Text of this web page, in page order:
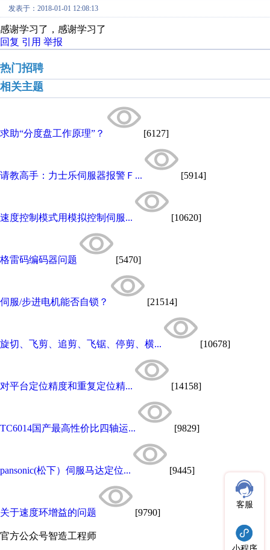
发表于：2018-01-01 12:08:13
感谢学习了，感谢学习了
回复 引用 举报
热门招聘
相关主题
求助“分度盘工作原理”？ [6127]
请教高手：力士乐伺服器报警Ｆ... [5914]
速度控制模式用模拟控制伺服... [10620]
格雷码编码器问题 [5470]
伺服/步进电机能否自锁？ [21514]
旋切、飞剪、追剪、飞锯、停剪、横... [10678]
对平台定位精度和重复定位精... [14158]
TC6014国产最高性价比四轴运... [9829]
pansonic(松下）伺服马达定位... [9445]
关于速度环增益的问题 [9790]
官方公众号智造工程师
客服